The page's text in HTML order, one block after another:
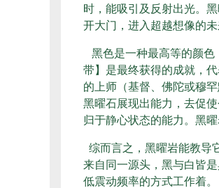
时，能吸引及反射出光。
开大门，进入超越想像的
黑色是一种最高等的颜
带】是最终获得的成就，
的上师（基督、佛陀或穆
黑曜石展现出能力，去促
归于静心状态的能力。黑
综而言之，黑曜岩能教导
来自同一源头，黑与白皆
低震动频率的方式工作着。